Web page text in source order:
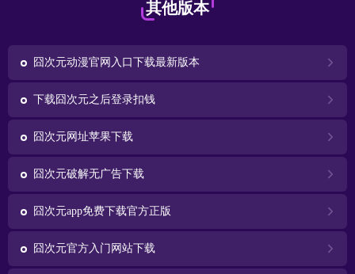
其他版本
囧次元动漫官网入口下载最新版本
下载囧次元之后登录扣钱
囧次元网址苹果下载
囧次元破解无广告下载
囧次元app免费下载官方正版
囧次元官方入门网站下载